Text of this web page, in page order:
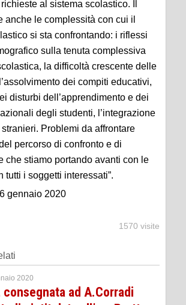
al sistema scolastico. Il
anche le complessità con cui il
si sta confrontando: i riflessi
sulla tenuta complessiva
la difficoltà crescente delle
dei compiti educativi,
disturbi dell’apprendimento e dei
degli studenti, l’integrazione
Problemi da affrontare
percorso di confronto e di
che stiamo portando avanti con le
tutti i soggetti interessati”.
gennaio 2020
1570 visite
2020
consegnata ad A.Corradi